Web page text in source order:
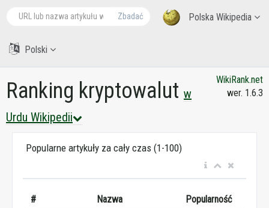
Polska Wikipedia
Zbadać
Polski
Ranking kryptowalut w
Urdu Wikipedii
WikiRank.net
wer. 1.6.3
Popularne artykuły za cały czas (1-100)
# Nazwa Popularność